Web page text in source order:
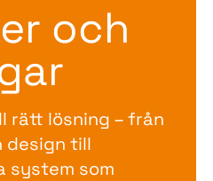
och
rätt lösning – från
design till
system som